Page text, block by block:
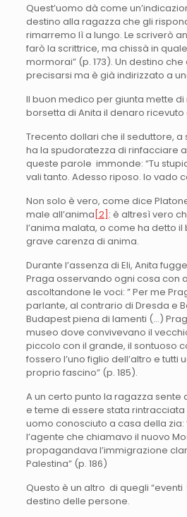
Quest’uomo dà come
destino alla ragazza che gli
rimarremo lì a lungo. Le scriverò
farò la scrittrice, ma chissà in
mormorai” (p. 173). Un destino
precisarsi ma è già indirizzato a
Il buon medico per giunta mette
borsetta di Anita il denaro ricevuto
Trecento dollari che il seduttore, a
ha la spudoratezza di rinfacciare
queste parole immonde: “Tu
vali tanto. Adesso riposo. Io vado
Non solo è vero, come dice
male all’anima [2] : è altresì vero
l’anima malata, o come ha detto
grave carenza di anima.
Durante l’assenza di Eli, Anita
Praga osservando ogni cosa con
ascoltandone le voci: ” Per me
parlante, al contrario di Dresda e
Budapest piena di lamenti (…)
museo dove convivevano il
piccolo con il grande, il sontuoso
fossero l’uno figlio dell’altro e tutti
proprio fascino” (p. 185).
A un certo punto la ragazza sente
e teme di essere stata rintracciata
uomo conosciuto a casa della zia:
l’agente che chiamavo il nuovo
propagandava l’immigrazione
Palestina” (p. 186)
Questo è un altro di quegli
destino delle persone.